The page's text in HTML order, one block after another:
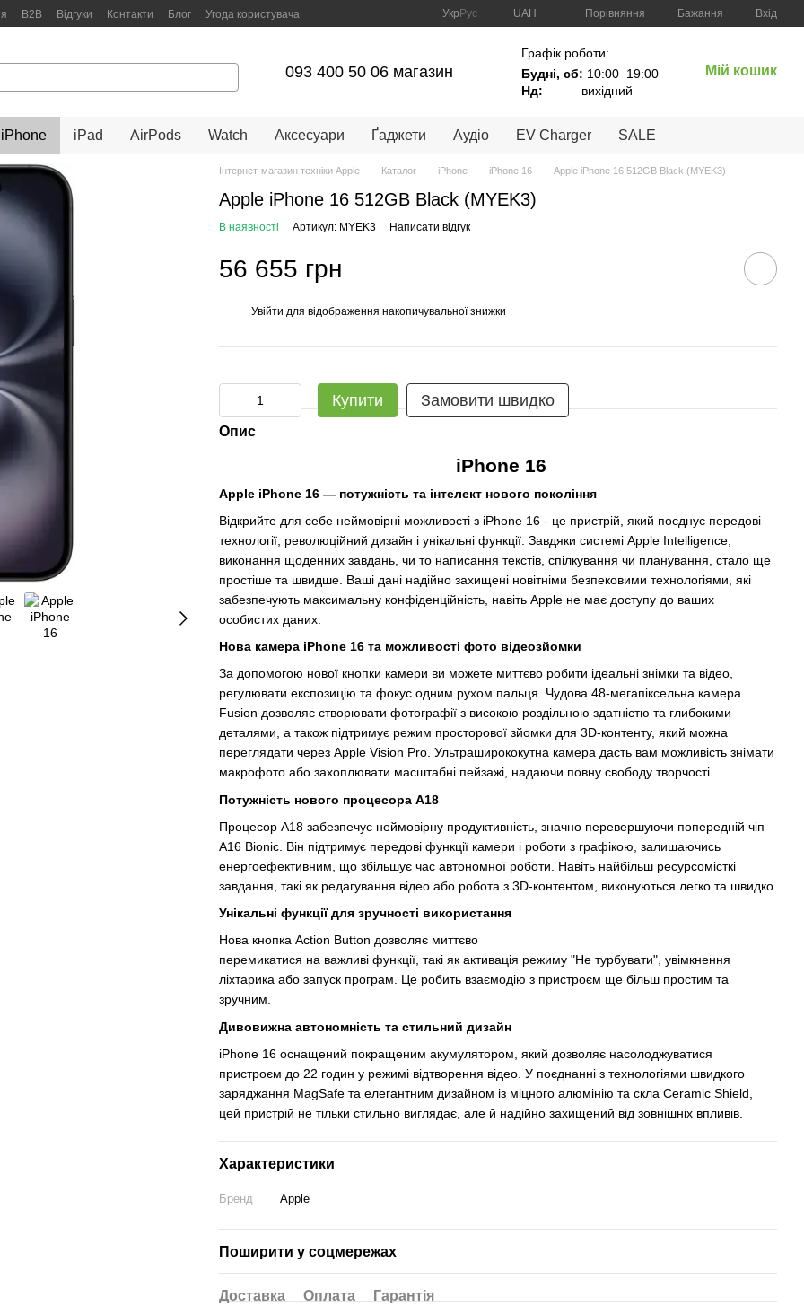
B2B Відгуки Контакти Блог
Угода користувача
Укр Рус UAH Порівняння Бажання Вхід
093 400 50 06 магазин
Графік роботи:
Будні, сб: 10:00–19:00
Нд:
вихідний
Мій кошик
iPhone iPad AirPods Watch Аксесуари Ґаджети Аудіо EV Charger SALE
Інтернет-магазин техніки Apple Каталог iPhone iPhone 16 Apple iPhone 16 512GB Black (MYEK3)
Apple iPhone 16 512GB Black (MYEK3)
В наявності Артикул: MYEK3 Написати відгук
56 655 грн
Увійти для відображення накопичувальної знижки
Купити Замовити швидко
Опис
iPhone 16
Apple iPhone 16 — потужність та інтелект нового покоління
Відкрийте для себе неймовірні можливості з iPhone 16 - це пристрій, який поєднує передові
технології, революційний дизайн і унікальні функції. Завдяки системі Apple Intelligence,
виконання щоденних завдань, чи то написання текстів, спілкування чи планування, стало ще
простіше та швидше. Ваші дані надійно захищені новітніми безпековими технологіями, які
забезпечують максимальну конфіденційність, навіть Apple не має доступу до ваших
особистих даних.
Нова камера iPhone 16 та можливості фото відеозйомки
За допомогою нової кнопки камери ви можете миттєво робити ідеальні знімки та відео,
регулювати експозицію та фокус одним рухом пальця. Чудова 48-мегапіксельна камера
Fusion дозволяє створювати фотографії з високою роздільною здатністю та глибокими
деталями, а також підтримує режим просторової зйомки для 3D-контенту, який можна
переглядати через Apple Vision Pro. Ультраширококутна камера дасть вам можливість знімати
макрофото або захоплювати масштабні пейзажі, надаючи повну свободу творчості.
Потужність нового процесора A18
Процесор A18 забезпечує неймовірну продуктивність, значно перевершуючи попередній чіп
A16 Bionic. Він підтримує передові функції камери і роботи з графікою, залишаючись
енергоефективним, що збільшує час автономної роботи. Навіть найбільш ресурсомісткі
завдання, такі як редагування відео або робота з 3D-контентом, виконуються легко та швидко.
Унікальні функції для зручності використання
Нова кнопка Action Button дозволяє миттєво
перемикатися на важливі функції, такі як активація режиму "Не турбувати", увімкнення
ліхтарика або запуск програм. Це робить взаємодію з пристроєм ще більш простим та
зручним.
Дивовижна автономність та стильний дизайн
iPhone 16 оснащений покращеним акумулятором, який дозволяє насолоджуватися
пристроєм до 22 годин у режимі відтворення відео. У поєднанні з технологіями швидкого
заряджання MagSafe та елегантним дизайном із міцного алюмінію та скла Ceramic Shield,
цей пристрій не тільки стильно виглядає, але й надійно захищений від зовнішніх впливів.
Характеристики
Бренд Apple
Поширити у соцмережах
Доставка Оплата
Гарантія